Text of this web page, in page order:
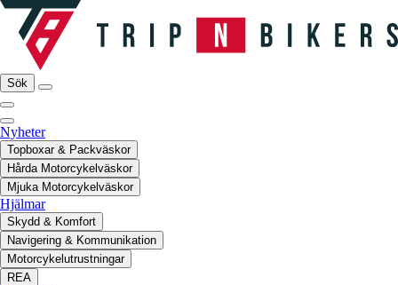
Sök
Nyheter
Topboxar & Packväskor
Hårda Motorcykelväskor
Mjuka Motorcykelväskor
Hjälmar
Skydd & Komfort
Navigering & Kommunikation
Motorcykelutrustningar
REA